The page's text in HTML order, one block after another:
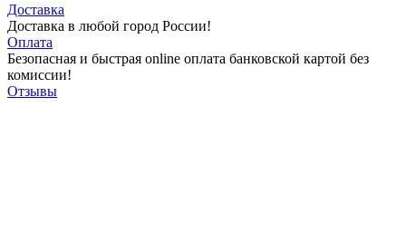
Доставка
Доставка в любой город России!
Оплата
Безопасная и быстрая online оплата банковской картой без
комиссии!
Отзывы